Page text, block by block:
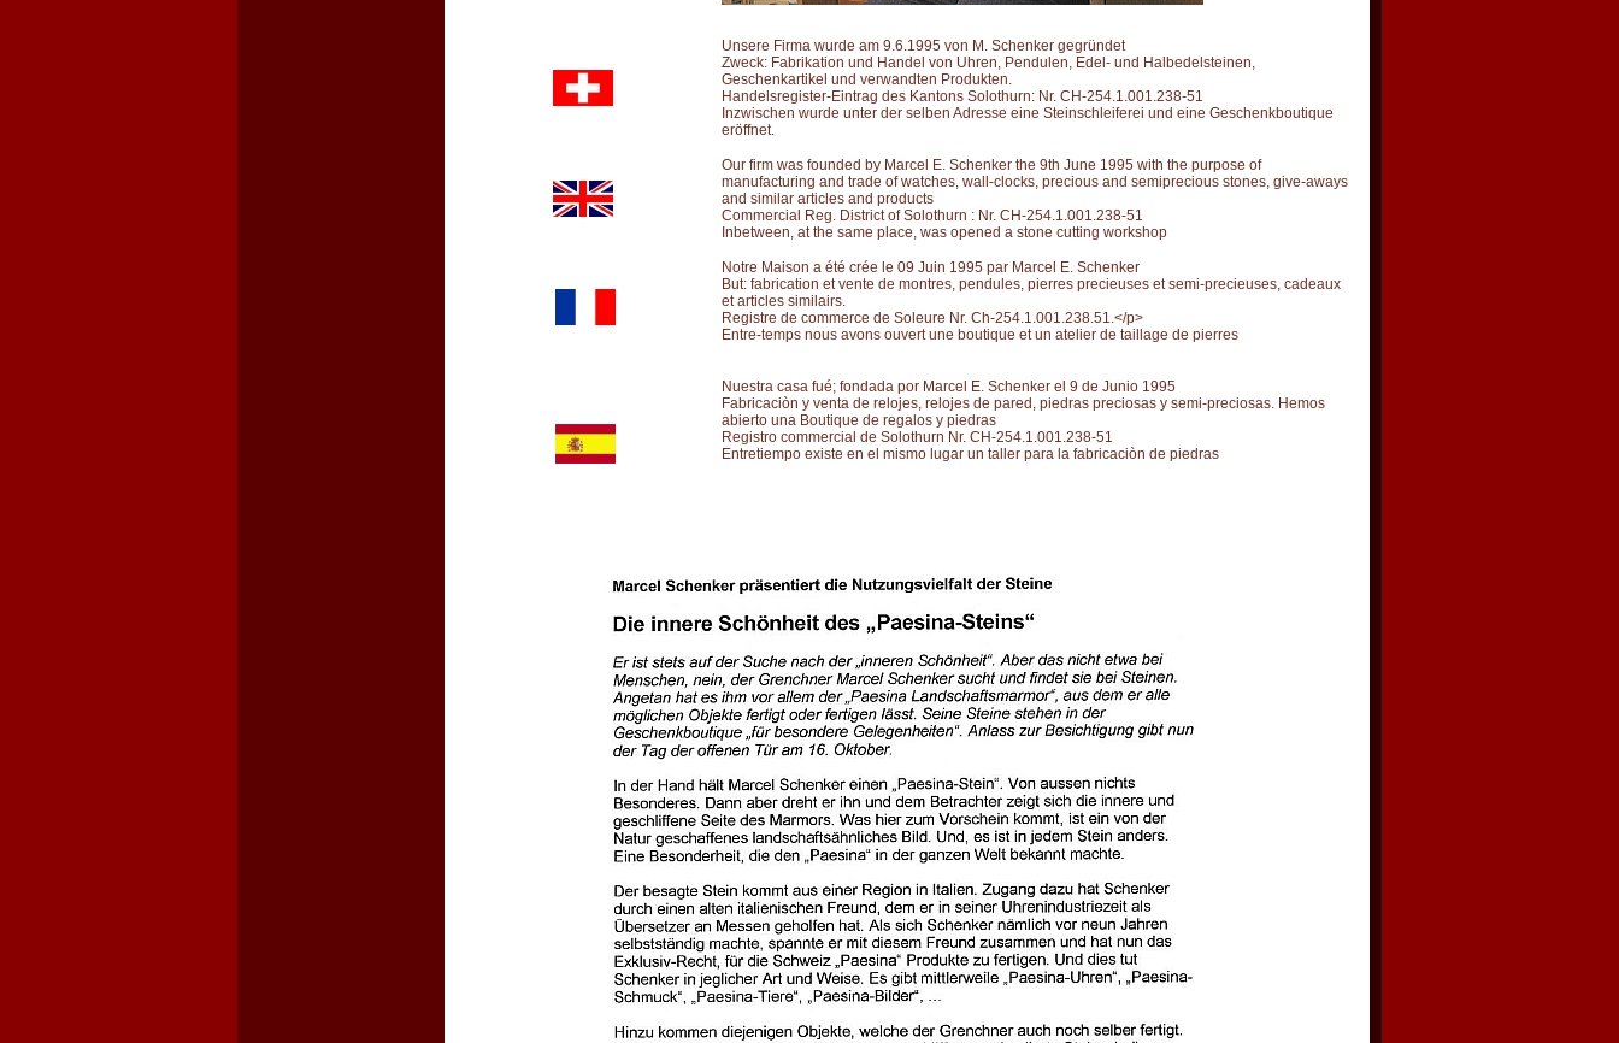
Unsere Firma wurde am 9.6.1995 von M. Schenker gegründet
Zweck: Fabrikation und Handel von Uhren, Pendulen, Edel- und Halbedelsteinen,
Geschenkartikel und verwandten Produkten.
Handelsregister-Eintrag des Kantons Solothurn: Nr. CH-254.1.001.238-51
Inzwischen wurde unter der selben Adresse eine Steinschleiferei und eine Geschenkboutique
eröffnet.
Our firm was founded by Marcel E. Schenker the 9th June 1995 with the purpose of
manufacturing and trade of watches, wall-clocks, precious and semiprecious stones, give-aways
and similar articles and products
Commercial Reg. District of Solothurn : Nr. CH-254.1.001.238-51
Inbetween, at the same place, was opened a stone cutting workshop
Notre Maison a été crée le 09 Juin 1995 par Marcel E. Schenker
But: fabrication et vente de montres, pendules, pierres precieuses et semi-precieuses, cadeaux
et articles similairs.
Registre de commerce de Soleure Nr. Ch-254.1.001.238.51.</p>
Entre-temps nous avons ouvert une boutique et un atelier de taillage de pierres
Nuestra casa fué; fondada por Marcel E. Schenker el 9 de Junio 1995
Fabricaciòn y venta de relojes, relojes de pared, piedras preciosas y semi-preciosas. Hemos
abierto una Boutique de regalos y piedras
Registro commercial de Solothurn Nr. CH-254.1.001.238-51
Entretiempo existe en el mismo lugar un taller para la fabricaciòn de piedras